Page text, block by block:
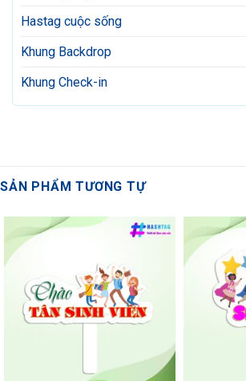
Hastag cuộc sống
Khung Backdrop
Khung Check-in
SẢN PHẨM TƯƠNG TỰ